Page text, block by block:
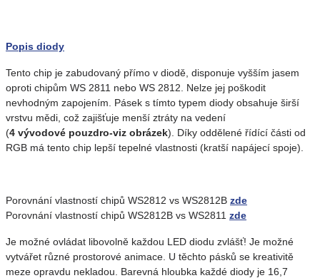
Popis diody
Tento chip je zabudovaný přímo v diodě, disponuje vyšším jasem
oproti chipům WS 2811 nebo WS 2812. Nelze jej poškodit
nevhodným zapojením. Pásek s tímto typem diody obsahuje širší
vrstvu mědi, což zajišťuje menší ztráty na vedení
(4 vývodové pouzdro-viz obrázek). Díky oddělené řídící části od
RGB má tento chip lepší tepelné vlastnosti (kratší napájecí spoje).
Porovnání vlastností chipů WS2812 vs WS2812B zde
Porovnání vlastností chipů WS2812B vs WS2811 zde
Je možné ovládat libovolně každou LED diodu zvlášť! Je možné
vytvářet různé prostorové animace. U těchto pásků se kreativitě
meze opravdu nekladou. Barevná hloubka každé diody je 16,7